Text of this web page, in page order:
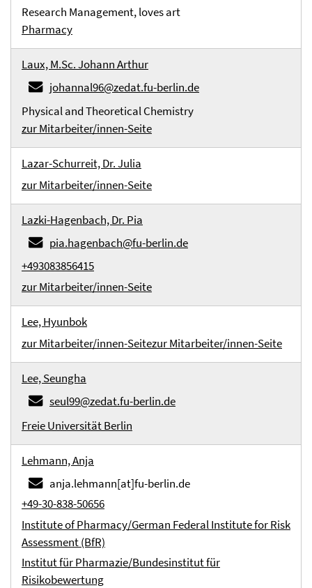
Research Management, loves art
Pharmacy
Laux, M.Sc. Johann Arthur
johannal96@zedat.fu-berlin.de
Physical and Theoretical Chemistry
zur Mitarbeiter/innen-Seite
Lazar-Schurreit, Dr. Julia
zur Mitarbeiter/innen-Seite
Lazki-Hagenbach, Dr. Pia
pia.hagenbach@fu-berlin.de
+493083856415
zur Mitarbeiter/innen-Seite
Lee, Hyunbok
zur Mitarbeiter/innen-Seitezur Mitarbeiter/innen-Seite
Lee, Seungha
seul99@zedat.fu-berlin.de
Freie Universität Berlin
Lehmann, Anja
anja.lehmann[at]fu-berlin.de
+49-30-838-50656
Institute of Pharmacy/German Federal Institute for Risk
Assessment (BfR)
Institut für Pharmazie/Bundesinstitut für
Risikobewertung